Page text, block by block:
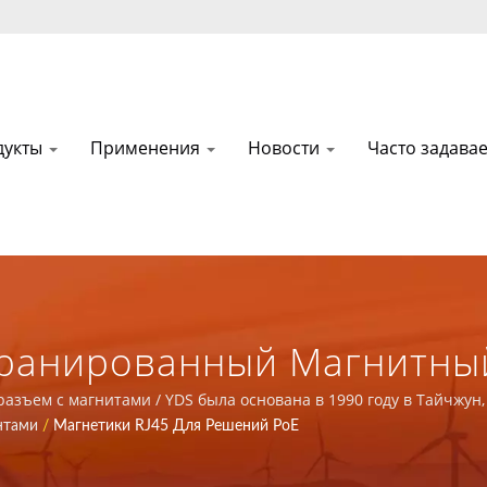
Применения Новости Часто
| Интегрированный
/
с магнитами / YDS была основана в 1990 году в
производителем электроники с сертификатами ISO
/ Магнетики RJ45 Для Решений PoE